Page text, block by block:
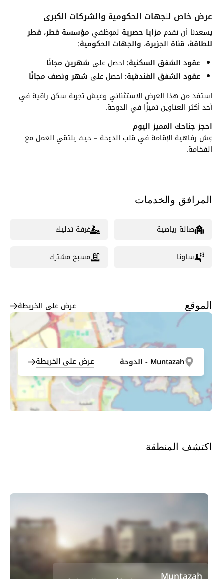
عرض خاص للجهات الحكومية والشركات الكبرى
يسعدنا أن نقدم مزايا حصرية لموظفي مؤسسة قطر، قطر
للطاقة، قناة الجزيرة، والجهات الحكومية:
عقود الشقق السكنية: احصل على شهرين مجانًا
عقود الشقق الفندقية: احصل على شهر ونصف مجانًا
استفد من هذا العرض الاستثنائي وعيش تجربة سكن راقية في
أحد أكثر العناوين تميزًا في الدوحة.
احجز جناحك المميز اليوم
عِش رفاهية الإقامة في قلب الدوحة – حيث يلتقي العمل مع
الفخامة.
المرافق والخدمات
صالة رياضية غرفة تدليك
ساونا مسبح مشترك
الموقع عرض على الخريطة
Muntazah - الدوحة عرض على الخريطة
اكتشف المنطقة